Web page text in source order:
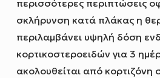
περισσότερες περιπτώσεις
σκλήρυνση κατά πλάκας η
περιλαμβάνει υψηλή δόση
κορτικοστεροειδών για 3
ακολουθείται από κορτιζόνη